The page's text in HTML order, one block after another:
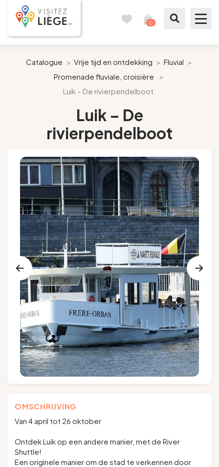
0
Bereid mijn verblijf voor
Onze suggesties
Pays de Liège
Agenda
Volg ons
Pers
Groepen en touroperators
EN NL
Catalogue > Vrije tijd en ontdekking > Fluvial >
Promenade fluviale, croisière
>
Luik – De rivierpendelboot
Luik – De
rivierpendelboot
OMSCHRIJVING
Van 4 april tot 26 oktober
Ontdek Luik op een andere manier, met de River
Shuttle!
Een originele manier om de stad te verkennen door